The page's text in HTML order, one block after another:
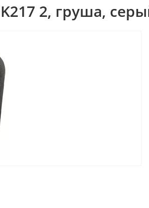
2, груша,